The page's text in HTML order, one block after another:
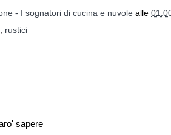
- I sognatori di cucina e nuvole alle
rustici
sapere